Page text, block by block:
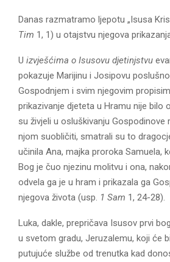
Danas razmatramo ljepotu „Isusa
Tim 1, 1) u otajstvu njegova
U izvješćima o Isusovu djetinjstvu
pokazuje Marijinu i Josipovu
Gospodnjem i svim njegovim
prikazivanje djeteta u Hramu nije bilo
su živjeli u osluškivanju Gospodinove
njom suobličiti, smatrali su to
učinila Ana, majka proroka Samuela,
Bog je čuo njezinu molitvu i ona,
odvela ga je u hram i prikazala ga
njegova života (usp. 1 Sam 1, 24-28).
Luka, dakle, prepričava Isusov prvi
u svetom gradu, Jeruzalemu, koji će
putujuće službe od trenutka kad